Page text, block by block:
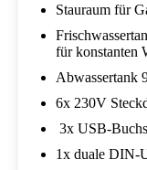
Stauraum für
für konstanten
Abwassertank
6x 230V
3x USB-
1x duale DIN-